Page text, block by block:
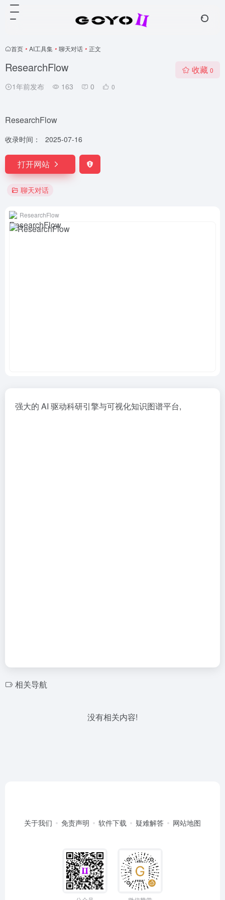
首页 • AI工具集 • 聊天对话 • 正文
ResearchFlow
1年前发布 163 0 0
收藏 0
ResearchFlow
收录时间： 2025-07-16
打开网站
聊天对话
ResearchFlow
强大的 AI 驱动科研引擎与可视化知识图谱平台,
相关导航
没有相关内容!
关于我们 免责声明 软件下载 疑难解答 网站地图